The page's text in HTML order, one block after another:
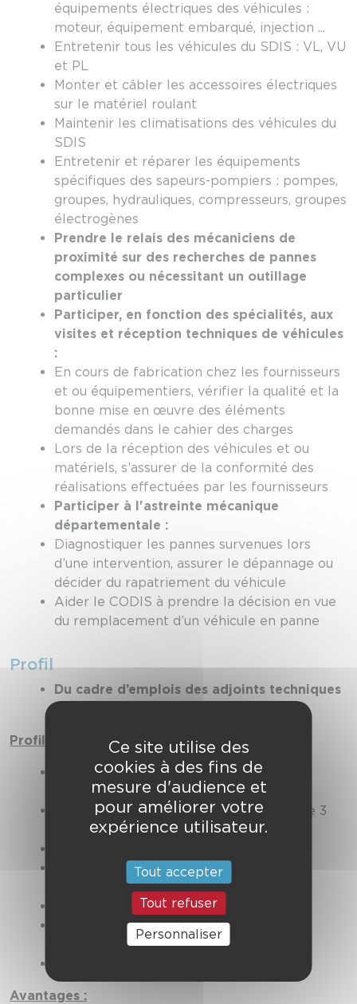
équipements électriques des véhicules :
moteur, équipement embarqué, injection ...
Entretenir tous les véhicules du SDIS : VL, VU
et PL
Monter et câbler les accessoires électriques
sur le matériel roulant
Maintenir les climatisations des véhicules du
SDIS
Entretenir et réparer les équipements
spécifiques des sapeurs-pompiers : pompes,
groupes, hydrauliques, compresseurs, groupes
électrogènes
Prendre le relais des mécaniciens de
proximité sur des recherches de pannes
complexes ou nécessitant un outillage
particulier
Participer, en fonction des spécialités, aux
visites et réception techniques de véhicules
:
En cours de fabrication chez les fournisseurs
et ou équipementiers, vérifier la qualité et la
bonne mise en œuvre des éléments
demandés dans le cahier des charges
Lors de la réception des véhicules et ou
matériels, s’assurer de la conformité des
réalisations effectuées par les fournisseurs
Participer à l'astreinte mécanique
départementale :
Diagnostiquer les pannes survenues lors
d’une intervention, assurer le dépannage ou
décider du rapatriement du véhicule
Aider le CODIS à prendre la décision en vue
du remplacement d’un véhicule en panne
Profil
Du cadre d’emplois des adjoints techniques
Profil
CAP ou BEP d’électromécanicien ou
mécanicien (VL, PL souhaité)
Expérience professionnelle souhaitée de 3
ans minimum
Connaissance des moteurs à essence,
injection, diésel
Connaissances en hydraulique
Qualités relationnelles pour travailler en
Avantages :
Ce site utilise des
cookies à des fins de
mesure d'audience et
pour améliorer votre
expérience utilisateur.
Tout accepter
Tout refuser
Personnaliser